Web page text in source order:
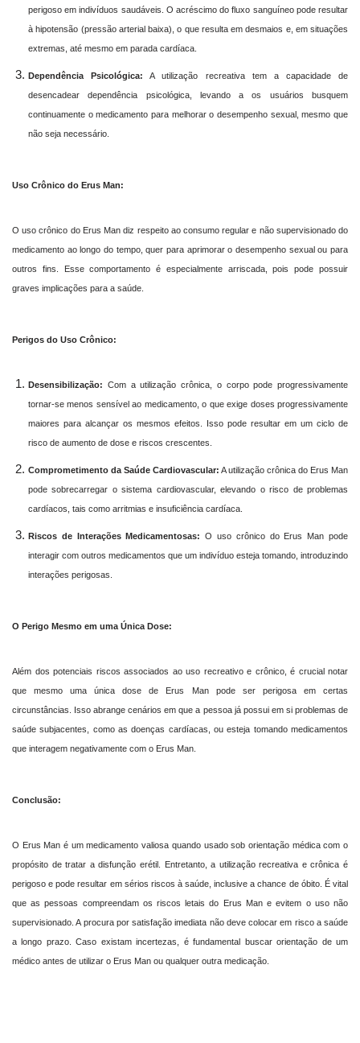
perigoso em indivíduos saudáveis. O acréscimo do fluxo sanguíneo pode resultar
à hipotensão (pressão arterial baixa), o que resulta em desmaios e, em situações
extremas, até mesmo em parada cardíaca.
Dependência Psicológica: A utilização recreativa tem a capacidade de
desencadear dependência psicológica, levando a os usuários busquem
continuamente o medicamento para melhorar o desempenho sexual, mesmo que
não seja necessário.
Uso Crônico do Erus Man:
O uso crônico do Erus Man diz respeito ao consumo regular e não supervisionado do
medicamento ao longo do tempo, quer para aprimorar o desempenho sexual ou para
outros fins. Esse comportamento é especialmente arriscada, pois pode possuir
graves implicações para a saúde.
Perigos do Uso Crônico:
Desensibilização: Com a utilização crônica, o corpo pode progressivamente
tornar-se menos sensível ao medicamento, o que exige doses progressivamente
maiores para alcançar os mesmos efeitos. Isso pode resultar em um ciclo de
risco de aumento de dose e riscos crescentes.
Comprometimento da Saúde Cardiovascular: A utilização crônica do Erus Man
pode sobrecarregar o sistema cardiovascular, elevando o risco de problemas
cardíacos, tais como arritmias e insuficiência cardíaca.
Riscos de Interações Medicamentosas: O uso crônico do Erus Man pode
interagir com outros medicamentos que um indivíduo esteja tomando, introduzindo
interações perigosas.
O Perigo Mesmo em uma Única Dose:
Além dos potenciais riscos associados ao uso recreativo e crônico, é crucial notar
que mesmo uma única dose de Erus Man pode ser perigosa em certas
circunstâncias. Isso abrange cenários em que a pessoa já possui em si problemas de
saúde subjacentes, como as doenças cardíacas, ou esteja tomando medicamentos
que interagem negativamente com o Erus Man.
Conclusão:
O Erus Man é um medicamento valiosa quando usado sob orientação médica com o
propósito de tratar a disfunção erétil. Entretanto, a utilização recreativa e crônica é
perigoso e pode resultar em sérios riscos à saúde, inclusive a chance de óbito. É vital
que as pessoas compreendam os riscos letais do Erus Man e evitem o uso não
supervisionado. A procura por satisfação imediata não deve colocar em risco a saúde
a longo prazo. Caso existam incertezas, é fundamental buscar orientação de um
médico antes de utilizar o Erus Man ou qualquer outra medicação.